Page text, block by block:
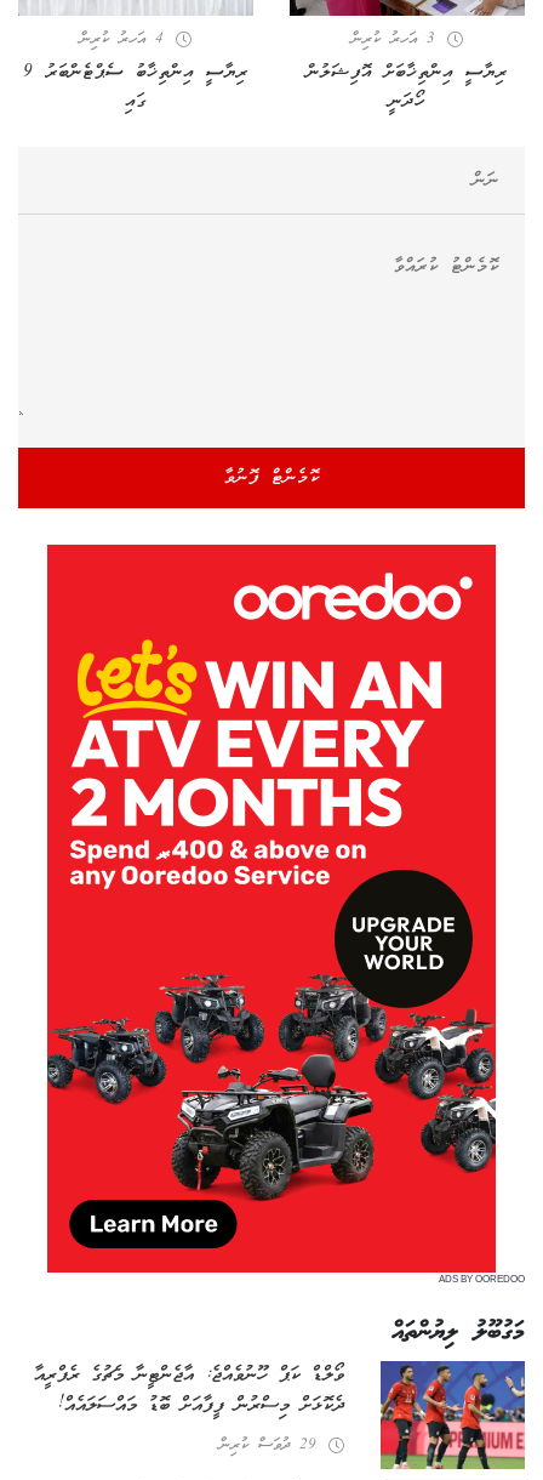
3 އަހރު ކުރިން
ރިޔާސީ އިންތިޚާބަށް އޮފިޝަލުން
ހޯދަނީ
4 އަހރު ކުރިން
ރިޔާސީ އިންތިޚާބު ސެޕްޓެންބަރު 9
ގައި
ADS BY OOREDOO
މަގުބޫލު ލިޔުންތައް
ވޯލްޑް ކަޕް ހޫނުވެއްޖެ: އާޖެންޓީނާ މެޗުގެ ރެފްރީއާ
ދެކޮޅަށް މިސްރުން ފީފާއަށް ބޮޑު މައްސަލައެއް!
29 ދުވަސް ކުރިން